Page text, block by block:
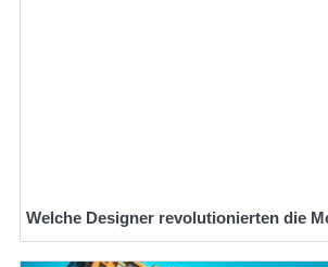
Welche Designer revolutionierten die